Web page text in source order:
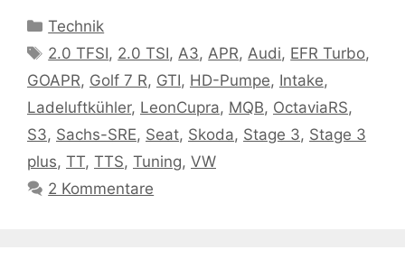
Kategorien
Technik
Schlagwörter
2.0 TFSI, 2.0 TSI,A3,APR,Audi, EFR Turbo,
GOAPR, Golf 7 R, GTI, HD-Pumpe, Intake,
Ladeluftkühler, LeonCupra, MQB, OctaviaRS,
S3, Sachs-SRE, Seat, Skoda, Stage 3, Stage 3
plus, TT, TTS, Tuning, VW
2 Kommentare